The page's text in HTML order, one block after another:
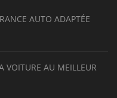
AUTO ADAPTÉE
VOITURE AU MEILLEUR